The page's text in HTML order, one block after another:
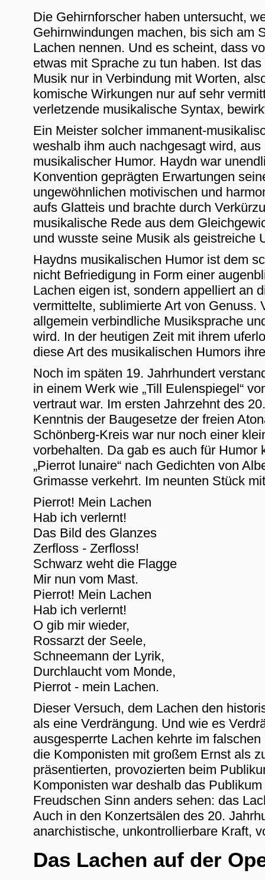
Die Gehirnforscher haben untersucht,
Gehirnwindungen machen, bis sich am
Lachen nennen. Und es scheint, dass
etwas mit Sprache zu tun haben. Ist
Musik nur in Verbindung mit Worten,
komische Wirkungen nur auf sehr
verletzende musikalische Syntax,
Ein Meister solcher immanent-
weshalb ihm auch nachgesagt wird,
musikalischer Humor. Haydn war
Konvention geprägten Erwartungen
ungewöhnlichen motivischen und
aufs Glatteis und brachte durch
musikalische Rede aus dem
und wusste seine Musik als geistreiche
Haydns musikalischen Humor ist dem
nicht Befriedigung in Form einer
Lachen eigen ist, sondern appelliert an
vermittelte, sublimierte Art von Genuss.
allgemein verbindliche Musiksprache
wird. In der heutigen Zeit mit ihrem
diese Art des musikalischen Humors
Noch im späten 19. Jahrhundert
in einem Werk wie „Till Eulenspiegel“
vertraut war. Im ersten Jahrzehnt des
Kenntnis der Baugesetze der freien
Schönberg-Kreis war nur noch einer
vorbehalten. Da gab es auch für
„Pierrot lunaire“ nach Gedichten von
Grimasse verkehrt. Im neunten Stück
Pierrot! Mein Lachen
Hab ich verlernt!
Das Bild des Glanzes
Zerfloss - Zerfloss!
Schwarz weht die Flagge
Mir nun vom Mast.
Pierrot! Mein Lachen
Hab ich verlernt!
O gib mir wieder,
Rossarzt der Seele,
Schneemann der Lyrik,
Durchlaucht vom Monde,
Pierrot - mein Lachen.
Dieser Versuch, dem Lachen den
als eine Verdrängung. Und wie es
ausgesperrte Lachen kehrte im
die Komponisten mit großem Ernst als
präsentierten, provozierten beim
Komponisten war deshalb das
Freudschen Sinn anders sehen: das
Auch in den Konzertsälen des 20.
anarchistische, unkontrollierbare Kraft,
Das Lachen auf der